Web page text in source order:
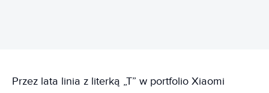
Przez lata linia z literką „T” w portfolio Xiaomi